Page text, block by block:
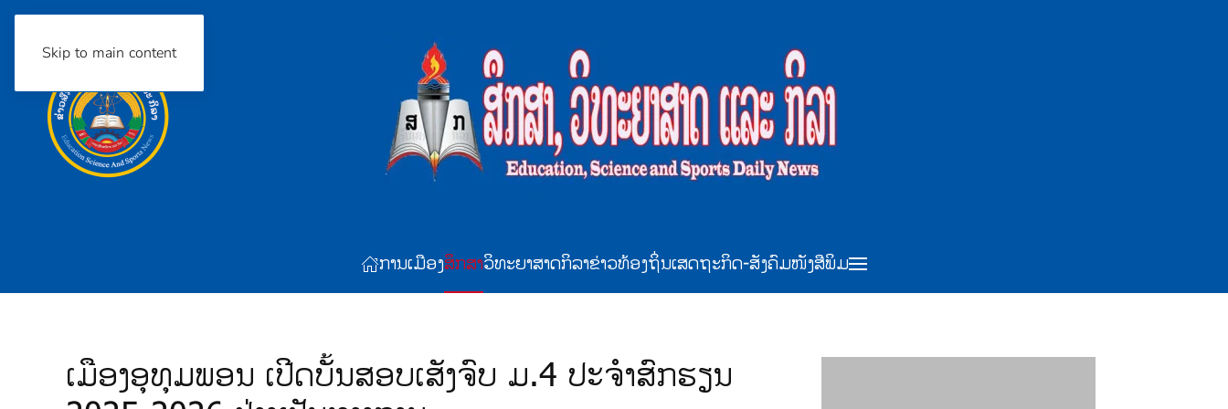
Skip to main content
ການເມືອງສຶກສາວິທະຍາສາດກິລາຂ່າວທ້ອງຖິ່ນເສດຖະກິດ-ສັງຄົມໜັງສືພິມ
ເມືອງອຸທຸມພອນ ເປີດບັ້ນສອບເສັງຈົບ ມ.4 ປະຈຳສົກຮຽນ